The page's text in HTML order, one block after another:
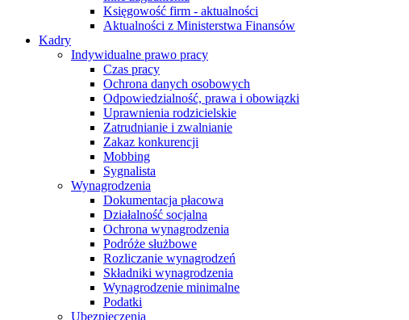
Księgowość firm - aktualności
Aktualności z Ministerstwa Finansów
Kadry
Indywidualne prawo pracy
Czas pracy
Ochrona danych osobowych
Odpowiedzialność, prawa i obowiązki
Uprawnienia rodzicielskie
Zatrudnianie i zwalnianie
Zakaz konkurencji
Mobbing
Sygnalista
Wynagrodzenia
Dokumentacja płacowa
Działalność socjalna
Ochrona wynagrodzenia
Podróże służbowe
Rozliczanie wynagrodzeń
Składniki wynagrodzenia
Wynagrodzenie minimalne
Podatki
Ubezpieczenia